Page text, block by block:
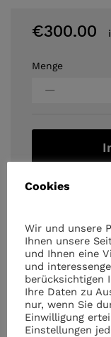
€300.00
Mini
ProDesk
G3
quantity
Menge
Ähnliche
Cookies
Wir und unsere
Ihnen unsere
und Ihnen eine
und
berücksichtigen
Ihre Daten zu
nur, wenn Sie
Einwilligung
Einstellungen